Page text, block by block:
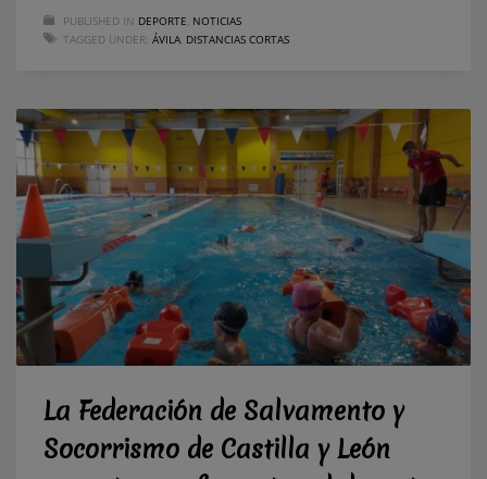
PUBLISHED IN DEPORTE NOTICIAS
TAGGED UNDER: ÁVILA DISTANCIAS CORTAS
La Federación de Salvamento y
Socorrismo de Castilla y León